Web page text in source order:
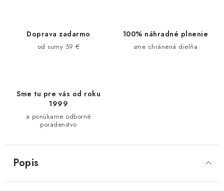
Doprava zadarmo
od sumy 59 €
100% náhradné plnenie
sme chránená dielňa
Sme tu pre vás od roku
1999
a ponúkame odborné
poradenstvo
Popis